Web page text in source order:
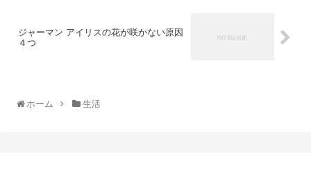
ジャーマン アイリスの花が咲かない原因
４つ
ホーム 生活